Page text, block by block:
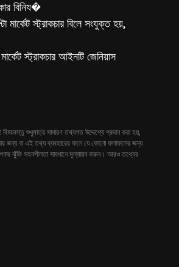
বিনিয�
মার্কেট স্ট্রাকচার বিলে সংযুক্ত হয়,
স্ট্রাকচার আইনটি জেনিয়াস
শুধুমাত্র সাধারণ তথ্যগত উদ্দেশ্যে প্রদান করা হয়,
জন্য বা এই তথ্য ব্যবহারের ফলে যে কোনো ফলাফলের জন্য
ঝুঁকি সহনশীলতা সাবধানে মূল্যায়ন করুন। আরও তথ্যের